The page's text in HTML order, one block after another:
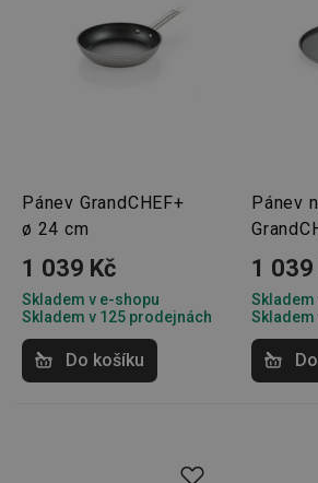
Pánev GrandCHEF+
ø 24 cm
1 039 Kč
Skladem v e-shopu
Skladem v 125 prodejnách
Do košíku
Pánev
1 039
Skladem
Skladem